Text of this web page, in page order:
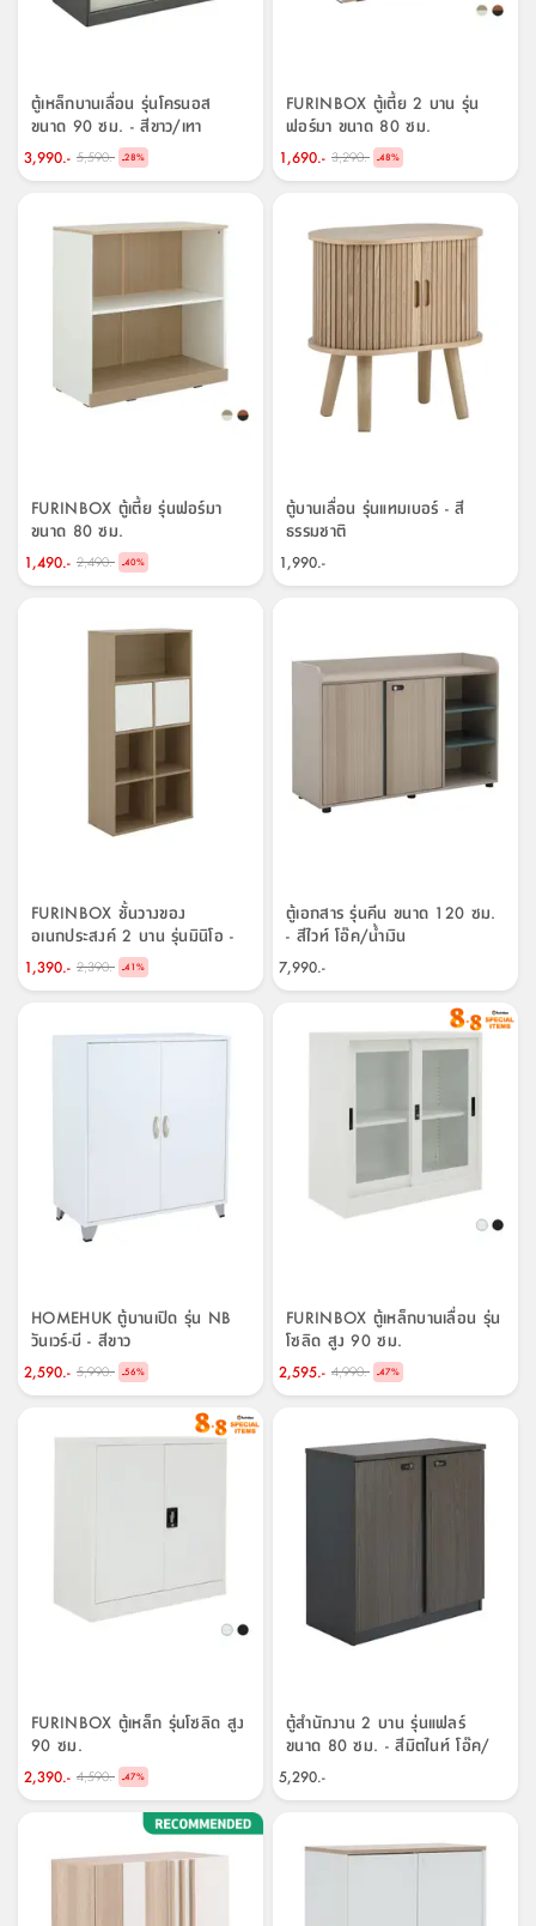
ตู้เหล็กบานเลื่อน รุ่นโครนอส
ขนาด 90 ซม. - สีขาว/เทา
3,990.- 5,590.- -28%
FURINBOX ตู้เตี้ย 2 บาน รุ่น
ฟอร์มา ขนาด 80 ซม.
1,690.- 3,290.- -48%
FURINBOX ตู้เตี้ย รุ่นฟอร์มา
ขนาด 80 ซม.
1,490.- 2,490.- -40%
ตู้บานเลื่อน รุ่นแทมเบอร์ - สี
ธรรมชาติ
1,990.-
FURINBOX ชั้นวางของ
อเนกประสงค์ 2 บาน รุ่นมินิโอ -
สีธรรมชาติ/ขาว
1,390.- 2,390.- -41%
ตู้เอกสาร รุ่นคีน ขนาด 120 ซม.
- สีไวท์ โอ๊ค/น้ำเงิน
7,990.-
HOMEHUK ตู้บานเปิด รุ่น NB
วันเวร์-บี - สีขาว
2,590.- 5,990.- -56%
FURINBOX ตู้เหล็กบานเลื่อน รุ่น
โซลิด สูง 90 ซม.
2,595.- 4,990.- -47%
FURINBOX ตู้เหล็ก รุ่นโซลิด สูง
90 ซม.
2,390.- 4,590.- -47%
ตู้สำนักงาน 2 บาน รุ่นแฟลร์
ขนาด 80 ซม. - สีมิตไนท์ โอ๊ค/
เทา
5,290.-